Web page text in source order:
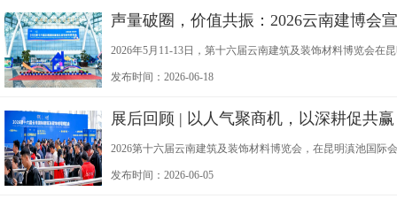
声量破圈，价值共振：2026云南建博会
2026年5月11-13日，第十六届云南建筑及装饰材料博览会在
展"为主题，展览规模5万平方米，汇聚1000余家品牌及
发布时间：2026-06-18
展后回顾 | 以人气聚商机，以深耕促共赢
2026第十六届云南建筑及装饰材料博览会，在昆明滇池国
本次展会吸引了大批行业从业者到场参与，以稳定的专业人
发布时间：2026-06-05